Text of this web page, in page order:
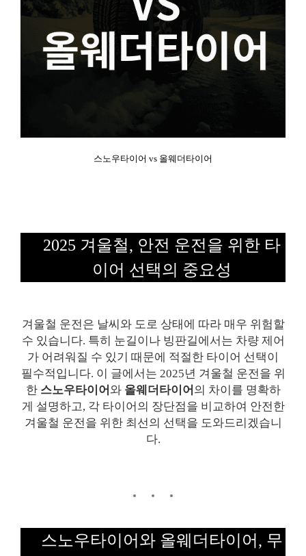
스노우타이어 vs 올웨더타이어
2025 겨울철, 안전 운전을 위한 타
이어 선택의 중요성
겨울철 운전은 날씨와 도로 상태에 따라 매우 위험할
수 있습니다. 특히 눈길이나 빙판길에서는 차량 제어
가 어려워질 수 있기 때문에 적절한 타이어 선택이
필수적입니다. 이 글에서는 2025년 겨울철 운전을 위
한 스노우타이어 와 올웨더타이어 의 차이를 명확하
게 설명하고, 각 타이어의 장단점을 비교하여 안전한
겨울철 운전을 위한 최선의 선택을 도와드리겠습니
다.
스노우타이어와 올웨더타이어, 무